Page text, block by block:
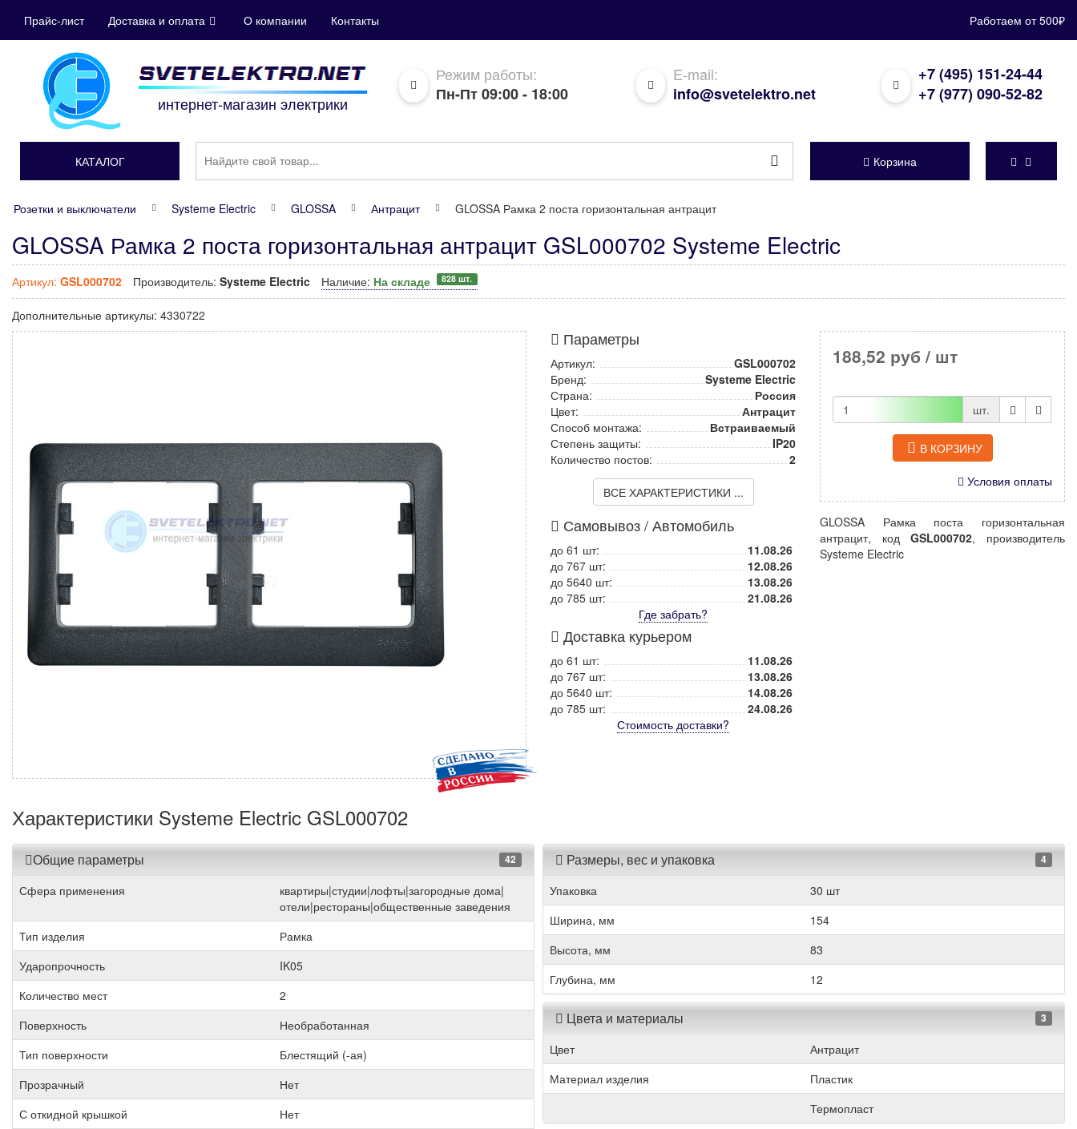
Прайс-лист Доставка и оплата О компании Контакты Работаем от 500₽
интернет-магазин электрики
Режим работы:
Пн-Пт 09:00 - 18:00
E-mail:
info@svetelektro.net
+7 (495) 151-24-44
+7 (977) 090-52-82
КАТАЛОГ Корзина
Розетки и выключатели Systeme Electric GLOSSA Антрацит GLOSSA Рамка 2 поста горизонтальная антрацит
GLOSSA Рамка 2 поста горизонтальная антрацит GSL000702 Systeme Electric
Артикул: GSL000702 Производитель: Systeme Electric Наличие: На складе 828 шт.
Дополнительные артикулы: 4330722
Параметры
Артикул:
GSL000702
Бренд:
Systeme Electric
Страна:
Россия
Цвет:
Антрацит
Способ монтажа:
Встраиваемый
Степень защиты:
IP20
Количество постов:
2
ВСЕ ХАРАКТЕРИСТИКИ ...
Самовывоз / Автомобиль
до 61 шт:
11.08.26
до 767 шт:
12.08.26
до 5640 шт:
13.08.26
до 785 шт:
21.08.26
Где забрать?
Доставка курьером
до 61 шт:
11.08.26
до 767 шт:
13.08.26
до 5640 шт:
14.08.26
до 785 шт:
24.08.26
Стоимость доставки?
188,52 руб / шт
шт.
В КОРЗИНУ
Условия оплаты
GLOSSA Рамка поста горизонтальная
антрацит, кодGSL000702, производитель
Systeme Electric
Характеристики Systeme Electric GSL000702
Общие параметры 42
Сфера применения
квартиры|студии|лофты|загородные дома|
отели|рестораны|общественные заведения
Тип изделия
Рамка
Ударопрочность
IK05
Количество мест
2
Поверхность
Необработанная
Тип поверхности
Блестящий (-ая)
Прозрачный
Нет
С откидной крышкой
Нет
Размеры, вес и упаковка 4
Упаковка
30 шт
Ширина, мм
154
Высота, мм
83
Глубина, мм
12
Цвета и материалы 3
Цвет
Антрацит
Материал изделия
Пластик
Термопласт